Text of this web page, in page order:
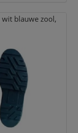
wit blauwe zool,